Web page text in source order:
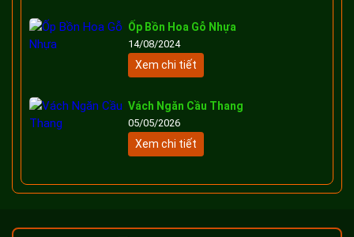
Ốp Bồn Hoa Gỗ Nhựa
14/08/2024
Xem chi tiết
Vách Ngăn Cầu Thang
05/05/2026
Xem chi tiết